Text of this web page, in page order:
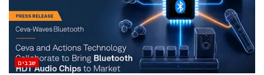
‫שבבים‬